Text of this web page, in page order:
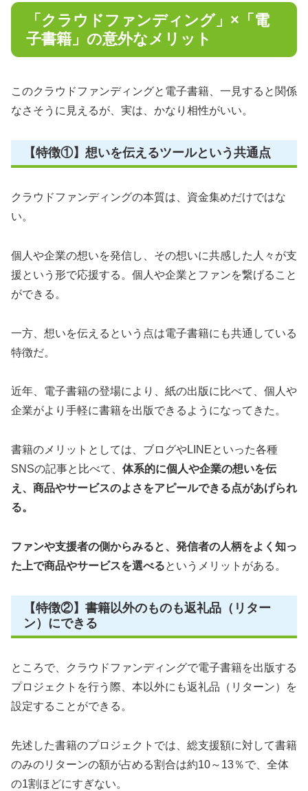
「クラウドファンディング」×「電
子書籍」の意外なメリット
このクラウドファンディングと電子書籍、一見すると関係
なさそうに見えるが、実は、かなり相性がいい。
【特徴①】想いを伝えるツールという共通点
クラウドファンディングの本質は、資金集めだけではな
い。
個人や企業の想いを発信し、その想いに共感した人々が支
援という形で応援する。個人や企業とファンを繋げること
ができる。
一方、想いを伝えるという点は電子書籍にも共通している
特徴だ。
近年、電子書籍の登場により、紙の出版に比べて、個人や
企業がより手軽に書籍を出版できるようになってきた。
書籍のメリットとしては、ブログやLINEといった各種
SNSの記事と比べて、 体系的に個人や企業の想いを伝
え、商品やサービスのよさをアピールできる点があげられ
る。
ファンや支援者の側からみると、発信者の人柄をよく知っ
た上で商品やサービスを選べるというメリットがある。
【特徴②】書籍以外のものも返礼品（リター
ン）にできる
ところで、クラウドファンディングで電子書籍を出版する
プロジェクトを行う際、本以外にも返礼品（リターン）を
設定することができる。
先述した書籍のプロジェクトでは、総支援額に対して書籍
のみのリターンの額が占める割合は約10～13％で、全体
の1割ほどにすぎない。